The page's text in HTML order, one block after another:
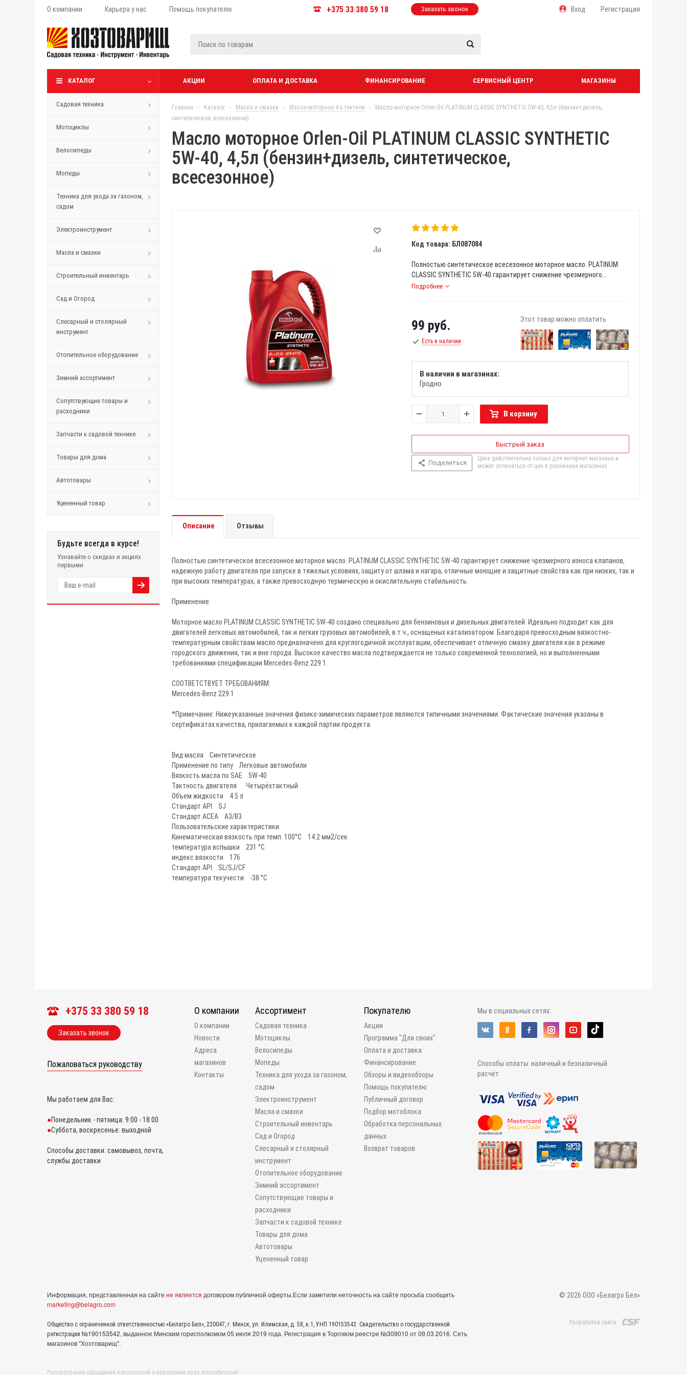
О компании Карьера у нас Помощь покупателю +375 33 380 59 18 Заказать звонок Вход Регистрация
КАТАЛОГ АКЦИИ ОПЛАТА И ДОСТАВКА ФИНАНСИРОВАНИЕ СЕРВИСНЫЙ ЦЕНТР МАГАЗИНЫ
Садовая техника
Мотоциклы
Велосипеды
Мопеды
Техника для ухода за газоном,
садом
Электроинструмент
Масла и смазки
Строительный инвентарь
Сад и Огород
Слесарный и столярный
инструмент
Отопительное оборудование
Зимний ассортимент
Сопутствующие товары и
расходники
Запчасти к садовой технике
Товары для дома
Автотовары
Уцененный товар
Будьте всегда в курсе!
Узнавайте о скидках и акциях
первыми
Главная - Каталог - Масла и смазки - Масло моторное 4-х тактное -
Масло моторное Orlen-Oil PLATINUM CLASSIC SYNTHETIC 5W-40, 4,5л (бензин+дизель,
синтетическое, всесезонное)
Масло моторное Orlen-Oil PLATINUM CLASSIC SYNTHETIC
5W-40, 4,5л (бензин+дизель, синтетическое,
всесезонное)
Код товара: БЛ087084
Полностью синтетическое всесезонное моторное масло. PLATINUM
CLASSIC SYNTHETIC 5W-40 гарантирует снижение чрезмерного...
Подробнее
99 руб.
Есть в наличии
Этот товар можно оплатить
В наличии в магазинах:
Гродно
В корзину
Быстрый заказ
Поделиться
Цена действительна только для интернет-магазина и
может отличаться от цен в розничных магазинах
Описание Отзывы
Полностью синтетическое всесезонное моторное масло. PLATINUM CLASSIC SYNTHETIC 5W-40 гарантирует снижение чрезмерного износа клапанов,
надежную работу двигателя при запуске в тяжелых условиях, защиту от шлама и нагара, отличные моющие и защитные свойства как при низких, так и
при высоких температурах, а также превосходную термическую и окислительную стабильность.
Применение
Моторное масло PLATINUM CLASSIC SYNTHETIC 5W-40 создано специально для бензиновых и дизельных двигателей. Идеально подходит как для
двигателей легковых автомобилей, так и легких грузовых автомобилей, в т.ч., оснащеных катализатором. Благодаря превосходным вязкостно-
температурным свойствам масло предназначено для круглогодичной эксплуатации, обеспечивает отличную смазку двигателя как в режиме
городского движения, так и вне города. Высокое качество масла подтверждается не только современной технологией, но и выполненными
требованиями спецификации Mercedes-Benz 229.1.
СООТВЕТСТВУЕТ ТРЕБОВАНИЯМ:
Mercedes-Benz 229.1
*Примечание: Нижеуказанные значения физико-химических параметров являются типичными значениями. Фактические значения указаны в
сертификатах качества, прилагаемых к каждой партии продукта.
Вид масла Синтетическое
Применение по типу Легковые автомобили
Вязкость масла по SAE 5W-40
Тактность двигателя Четырёхтактный
Объем жидкости 4.5 л
Стандарт API SJ
Стандарт ACEA A3/B3
Пользовательские характеристики
Кинематическая вязкость при темп. 100°C 14.2 мм2/сек
температура вспышки 231 °C
индекс вязкости 176
Стандарт API SL/SJ/CF
температура текучести -38 °C
+375 33 380 59 18
Заказать звонок
Пожаловаться руководству
Мы работаем для Вас:
Понедельник - пятница: 9:00 - 18:00
Суббота, воскресенье: выходной
Способы доставки: самовывоз, почта,
службы доставки
О компании
О компании
Новости
Адреса
магазинов
Контакты
Ассортимент
Садовая техника
Мотоциклы
Велосипеды
Мопеды
Техника для ухода за газоном,
садом
Электроинструмент
Масла и смазки
Строительный инвентарь
Сад и Огород
Слесарный и столярный
инструмент
Отопительное оборудование
Зимний ассортимент
Сопутствующие товары и
расходники
Запчасти к садовой технике
Товары для дома
Автотовары
Уцененный товар
Покупателю
Акции
Программа "Для своих"
Оплата и доставка
Финансирование
Обзоры и видеообзоры
Помощь покупателю
Публичный договор
Подбор мотоблока
Обработка персональных
данных
Возврат товаров
Мы в социальных сетях:
Способы оплаты: наличный и безналичный
расчёт
Информация, представленная на сайте не является договором публичной оферты.Если заметили неточность на сайте просьба сообщить
marketing@belagro.com
Общество с ограниченной ответственностью «Белагро Бел», 220047, г. Минск, ул. Илимская, д. 58, к.1, УНП 190153542. Свидетельство о государственной
регистрации №190153542, выданное Минcким горисполкомом 05 июля 2019 года. Регистрация в Торговом реестре №309010 от 09.03.2016. Сеть
магазинов "Хозтоварищ".
Рассмотрение обращений покупателей о нарушении прав потребителей:
© 2026 ООО «Белагро Бел»
Разработка сайта